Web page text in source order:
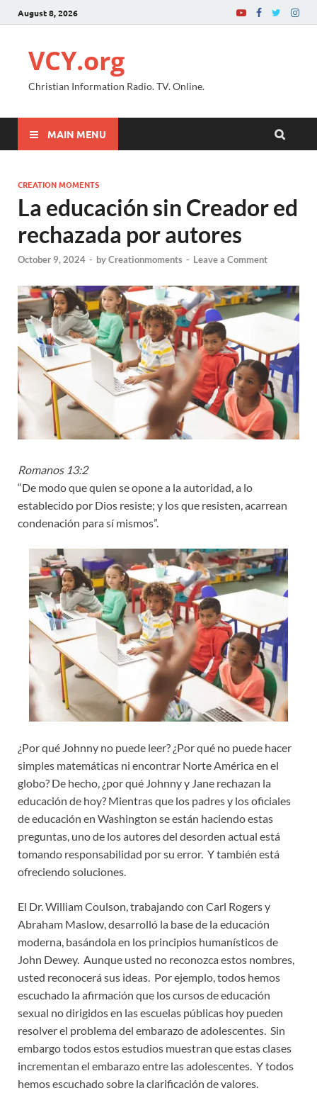
August 8, 2026
VCY.org
Christian Information Radio. TV. Online.
MAIN MENU
CREATION MOMENTS
La educación sin Creador ed
rechazada por autores
October 9, 2024 - byCreationmoments - Leave a Comment
Romanos 13:2
“De modo que quien se opone a la autoridad, a lo
establecido por Dios resiste; y los que resisten, acarrean
condenación para sí mismos”.
¿Por qué Johnny no puede leer? ¿Por qué no puede hacer
simples matemáticas ni encontrar Norte América en el
globo? De hecho, ¿por qué Johnny y Jane rechazan la
educación de hoy? Mientras que los padres y los oficiales
de educación en Washington se están haciendo estas
preguntas, uno de los autores del desorden actual está
tomando responsabilidad por su error. Y también está
ofreciendo soluciones.
El Dr. William Coulson, trabajando con Carl Rogers y
Abraham Maslow, desarrolló la base de la educación
moderna, basándola en los principios humanísticos de
John Dewey. Aunque usted no reconozca estos nombres,
usted reconocerá sus ideas. Por ejemplo, todos hemos
escuchado la afirmación que los cursos de educación
sexual no dirigidos en las escuelas públicas hoy pueden
resolver el problema del embarazo de adolescentes. Sin
embargo todos estos estudios muestran que estas clases
incrementan el embarazo entre las adolescentes. Y todos
hemos escuchado sobre la clarificación de valores.